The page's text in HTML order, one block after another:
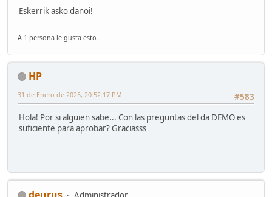
Eskerrik asko danoi!
A 1 persona le gusta esto.
HP
#583
31 de Enero de 2025, 20:52:17 PM
Hola! Por si alguien sabe... Con las preguntas del da DEMO es
suficiente para aprobar? Graciasss